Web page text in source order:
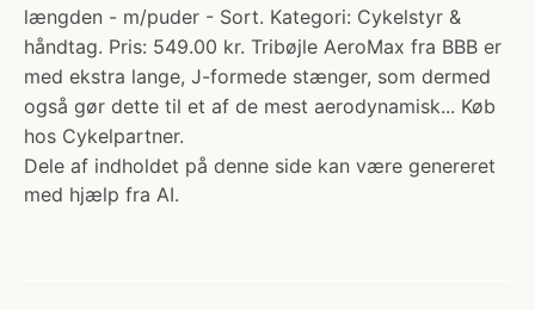
længden - m/puder - Sort. Kategori: Cykelstyr &
håndtag. Pris: 549.00 kr. Tribøjle AeroMax fra BBB er
med ekstra lange, J-formede stænger, som dermed
også gør dette til et af de mest aerodynamisk... Køb
hos Cykelpartner.
Dele af indholdet på denne side kan være genereret
med hjælp fra AI.